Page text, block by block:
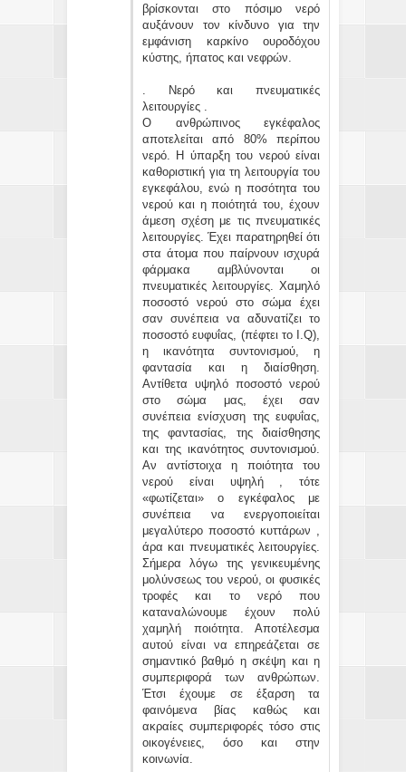
βρίσκονται στο πόσιμο νερό
αυξάνουν τον κίνδυνο για την
εμφάνιση καρκίνο ουροδόχου
κύστης, ήπατος και νεφρών.
. Νερό και πνευματικές
λειτουργίες .
Ο ανθρώπινος εγκέφαλος
αποτελείται από 80% περίπου
νερό. Η ύπαρξη του νερού είναι
καθοριστική για τη λειτουργία του
εγκεφάλου, ενώ η ποσότητα του
νερού και η ποιότητά του, έχουν
άμεση σχέση με τις πνευματικές
λειτουργίες. Έχει παρατηρηθεί ότι
στα άτομα που παίρνουν ισχυρά
φάρμακα αμβλύνονται οι
πνευματικές λειτουργίες. Χαμηλό
ποσοστό νερού στο σώμα έχει
σαν συνέπεια να αδυνατίζει το
ποσοστό ευφυΐας, (πέφτει το I.Q),
η ικανότητα συντονισμού, η
φαντασία και η διαίσθηση.
Αντίθετα υψηλό ποσοστό νερού
στο σώμα μας, έχει σαν
συνέπεια ενίσχυση της ευφυΐας,
της φαντασίας, της διαίσθησης
και της ικανότητος συντονισμού.
Αν αντίστοιχα η ποιότητα του
νερού είναι υψηλή , τότε
«φωτίζεται» ο εγκέφαλος με
συνέπεια να ενεργοποιείται
μεγαλύτερο ποσοστό κυττάρων ,
άρα και πνευματικές λειτουργίες.
Σήμερα λόγω της γενικευμένης
μολύνσεως του νερού, οι φυσικές
τροφές και το νερό που
καταναλώνουμε έχουν πολύ
χαμηλή ποιότητα. Αποτέλεσμα
αυτού είναι να επηρεάζεται σε
σημαντικό βαθμό η σκέψη και η
συμπεριφορά των ανθρώπων.
Έτσι έχουμε σε έξαρση τα
φαινόμενα βίας καθώς και
ακραίες συμπεριφορές τόσο στις
οικογένειες, όσο και στην
κοινωνία.